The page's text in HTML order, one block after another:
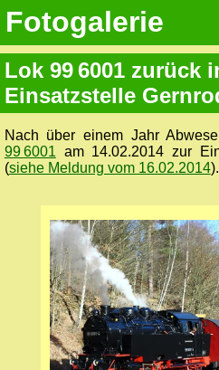
Fotogalerie
Lok 99 6001 zurück
Einsatzstelle
Nach über einem Jahr
99 6001 am 14.02.2014 zur
(siehe Meldung vom 16.02.2014).